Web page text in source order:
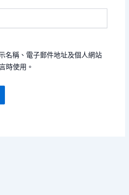
名稱、電子郵件地址及個人網站
時使用。